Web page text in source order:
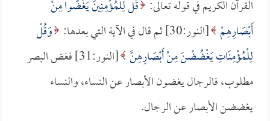
القرآن الكريم في قوله تعالى: قُلْ لِلْمُؤْمِنِينَ يَغُضُّوا مِنْ
أَبْصَارِهِمْ [النور:30] ثم قال في الآية التي بعدها:
وَقُلْ
لِلْمُؤْمِنَاتِ يَغْضُضْنَ مِنْ أَبْصَارِهِنَّ
[النور:31] فغض البصر
مطلوب، فالرجال يغضون الأبصار عن النساء، والنساء
يغضضن الأبصار عن الرجال.